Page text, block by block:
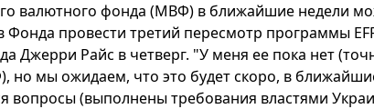
валютного фонда (МВФ) в ближайшие недели
Фонда провести третий пересмотр программы
Джерри Райс в четверг. "У меня ее пока нет
но мы ожидаем, что это будет скоро, в
вопросы (выполнены требования властями